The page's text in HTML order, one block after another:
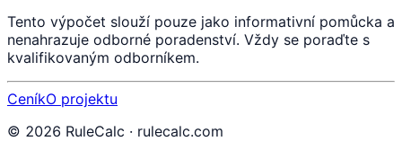
Tento výpočet slouží pouze jako informativní pomůcka a
nenahrazuje odborné poradenství. Vždy se poraďte s
kvalifikovaným odborníkem.
CeníkO projektu
© 2026 RuleCalc · rulecalc.com